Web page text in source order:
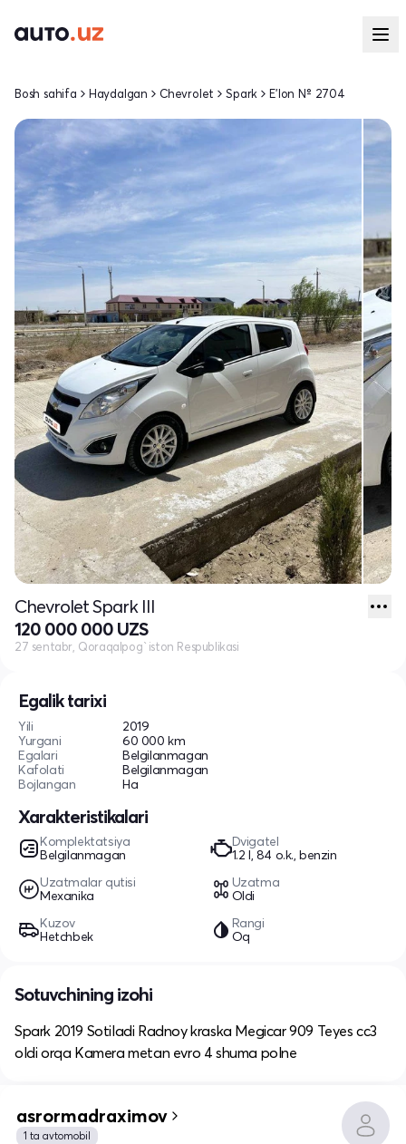
Egalik tarixi
Yili
2019
Yurgani
60 000 km
Egalari
Belgilanmagan
Kafolati
Belgilanmagan
Bojlangan
Ha
Xarakteristikalari
Komplektatsiya
Belgilanmagan
Dvigatel
1.2 l, 84 o.k., benzin
Uzatmalar qutisi
Mexanika
Uzatma
Oldi
Kuzov
Hetchbek
Rangi
Oq
Bosh sahifa Haydalgan Chevrolet Spark E'lon № 2704
Chevrolet Spark III
120 000 000 UZS
27 sentabr, Qoraqalpog`iston Respublikasi
Sotuvchining izohi
Spark 2019 Sotiladi Radnoy kraska Megicar 909 Teyes cc3
oldi orqa Kamera metan evro 4 shuma polne
asrormadraximov
1 ta avtomobil